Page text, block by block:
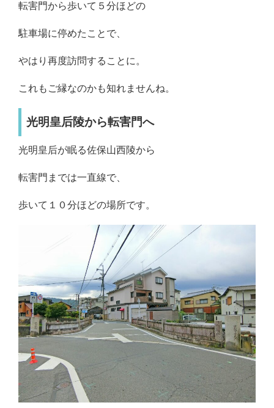
転害門から歩いて５分ほどの
駐車場に停めたことで、
やはり再度訪問することに。
これもご縁なのかも知れませんね。
光明皇后陵から転害門へ
光明皇后が眠る佐保山西陵から
転害門までは一直線で、
歩いて１０分ほどの場所です。